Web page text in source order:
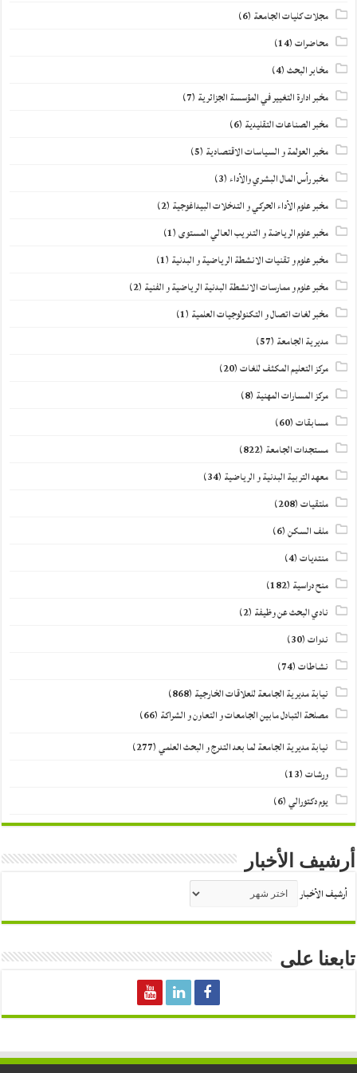
مجلات كليات الجامعة (6)
محاضرات(14)
مخابر البحث(4)
مخبر ادارة التغيير في المؤسسة الجزائرية (7)
مخبر الصناعات التقليدية (6)
مخبر العولمة و السياسات الاقتصادية (5)
مخبر رأس المال البشري والأداء(3)
مخبر علوم الأداء الحركي و التدخلات البيداغوجية (2)
مخبر علوم الرياضة و التدريب العالي المستوى(1)
مخبر علوم و تقنيات الانشطة الرياضية و البدنية (1)
مخبر علوم و ممارسات الانشطة البدنية الرياضية و الفنية (2)
مخبر لغات اتصال و التكنولوجيات العلمية (1)
مديرية الجامعة (57)
مركز التعليم المكثف للغات(20)
مركز المسارات المهنية (8)
مسابقات(60)
مستجدات الجامعة (822)
معهد التربية البدنية و الرياضية (34)
ملتقيات(208)
ملف السكن(6)
منتديات(4)
منح دراسية (182)
نادي البحث عن وظيفة (2)
ندوات(30)
نشاطات(74)
نيابة مديرية الجامعة للعلاقات الخارجية (868)
مصلحة التبادل مابين الجامعات و التعاون و الشراكة (66)
نيابة مديرية الجامعة لما بعد التدرج و البحث العلمي(277)
ورشات(13)
يوم دكتورالي(6)
أرشيف الأخبار
أرشيف الأخبار
تابعنا على